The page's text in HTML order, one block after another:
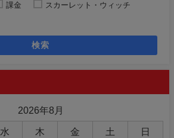
課金
スカーレット・ウィッチ
検索
2026年8月
水 木 金 土 日